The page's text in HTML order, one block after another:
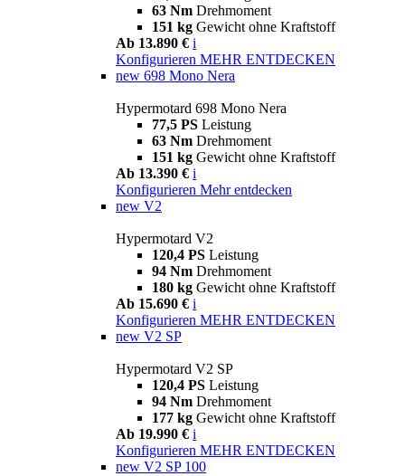
63 Nm Drehmoment
151 kg Gewicht ohne Kraftstoff
Ab 13.890 € i
Konfigurieren MEHR ENTDECKEN
new 698 Mono Nera
Hypermotard 698 Mono Nera
77,5 PS Leistung
63 Nm Drehmoment
151 kg Gewicht ohne Kraftstoff
Ab 13.390 € i
Konfigurieren Mehr entdecken
new V2
Hypermotard V2
120,4 PS Leistung
94 Nm Drehmoment
180 kg Gewicht ohne Kraftstoff
Ab 15.690 € i
Konfigurieren MEHR ENTDECKEN
new V2 SP
Hypermotard V2 SP
120,4 PS Leistung
94 Nm Drehmoment
177 kg Gewicht ohne Kraftstoff
Ab 19.990 € i
Konfigurieren MEHR ENTDECKEN
new V2 SP 100